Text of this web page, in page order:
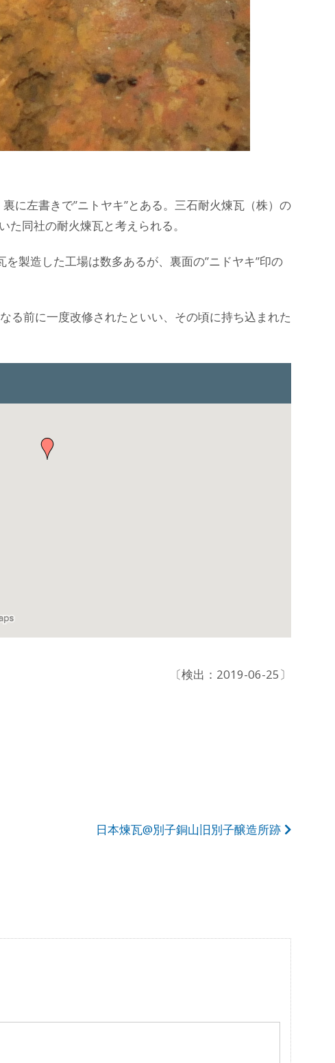
に左書きで”ニトヤキ”とある。三石耐火煉瓦（株）の
同社の耐火煉瓦と考えられる。
製造した工場は数多あるが、裏面の”ニドヤキ”印の
る前に一度改修されたといい、その頃に持ち込まれた
〔検出：2019-06-25〕
日本煉瓦@別子銅山旧別子醸造所跡